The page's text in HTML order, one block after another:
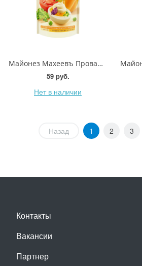
Майонез Махеевъ Провансаль 67% 190мл
59 руб.
Нет в наличии
Назад 1 2 3
Контакты
Вакансии
Партнер